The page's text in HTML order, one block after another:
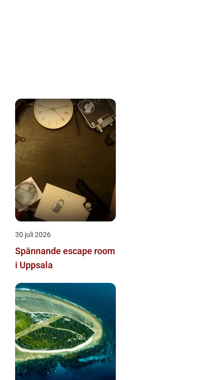
30 juli 2026
Spännande escape room
i Uppsala